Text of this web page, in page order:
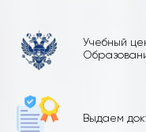
Учебный
Выдаем